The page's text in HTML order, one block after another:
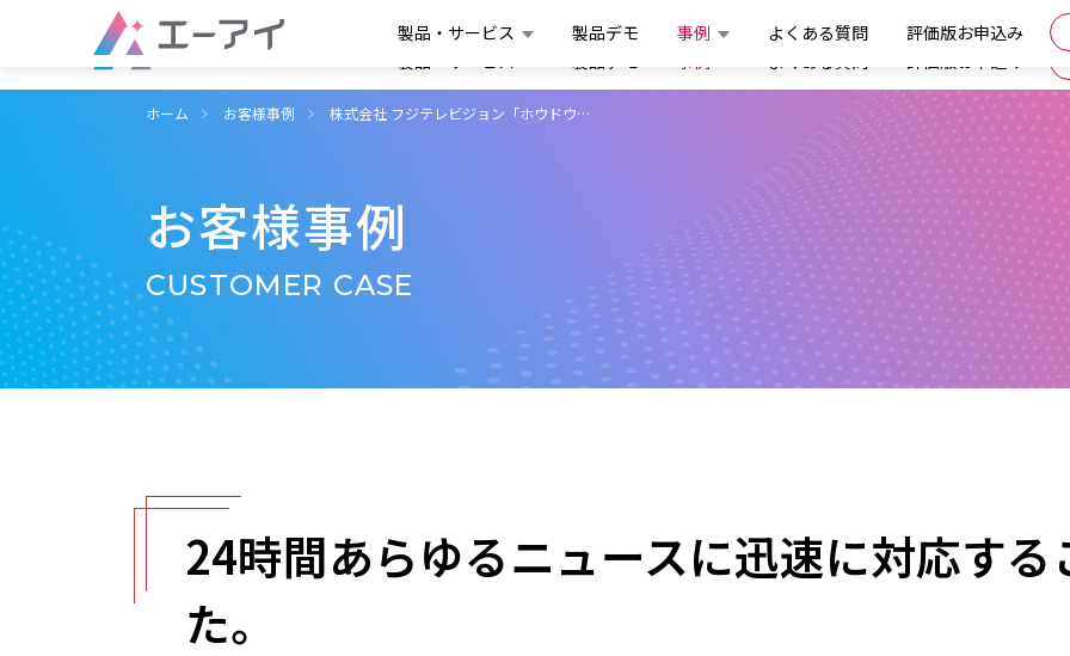
製品・サービス 製品デモ 事例 よくある質問 評価版お申込み
製品・サービス 製品デモ 事例 よくある質問 評価版お申込み
ホーム お客様事例 株式会社 フジテレビジョン「ホウドウ…
お客様事例
CUSTOMER CASE
24時間あらゆるニュースに迅速に対応す
た。